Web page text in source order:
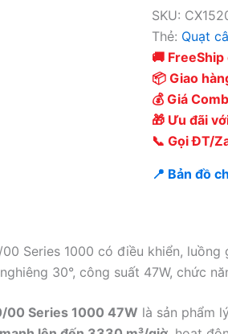
SKU:
Thẻ: Quạt
🚚
📦 Giao
💰 Giá
🎁 Ưu đãi
📞 Gọi ĐT/
📍 Bản đồ
Series 1000 có điều khiển,
30°, công suất 47W, chức
00 Series 1000 47W là sản phẩm